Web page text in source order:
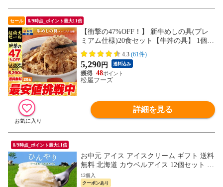
セール 8/9時点_ポイント最大11倍
【衝撃の47%OFF！】 新牛めしの具(プレ
ミアム仕様)20食セット【牛丼の具】 1個当
たりたっぷり135g 冷凍食品 当店のイチオ
シ 松屋牛丼 非常食
4.3 (61件)
5,290円 送料込み
48
松屋フーズ
詳細を見る
8/9時点_ポイント最大11倍
お中元 アイス アイスクリーム ギフト 送料
無料 北海道 カウベルアイス 12個セット /
御中元 夏ギフト 敬老の日 2026 スイーツ
カップアイス 北海道産 アイスクリーム チ
12個入
クーポンあり